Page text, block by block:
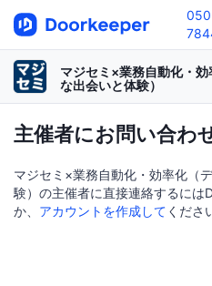
マジセミ×業務自動化・
な出会いと体験）
主催者にお問い合わ
マジセミ×業務自動化・効率化（
験）の主催者に直接連絡するには
か、 アカウントを作成して くださ